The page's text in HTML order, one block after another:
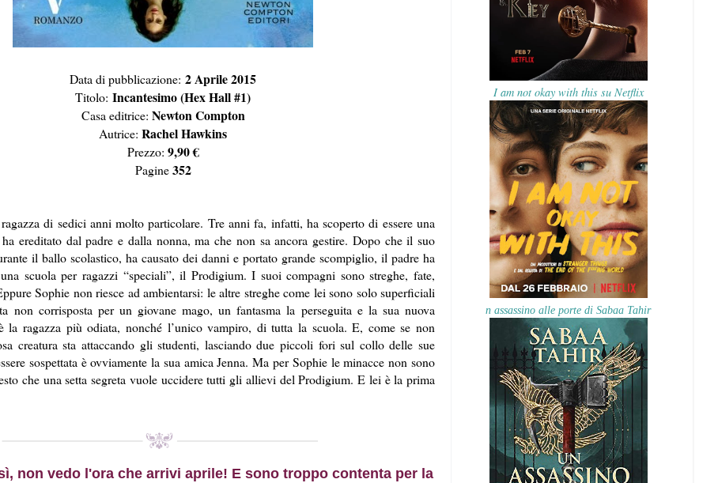
Data di pubblicazione: 2 Aprile 2015
Titolo: Incantesimo (Hex Hall #1)
Casa editrice: Newton Compton
Autrice: Rachel Hawkins
Prezzo: 9,90 €
Pagine352
di sedici anni molto particolare. Tre anni fa, infatti, ha scoperto di essere una
ereditato dal padre e dalla nonna, ma che non sa ancora gestire. Dopo che il suo
il ballo scolastico, ha causato dei danni e portato grande scompiglio, il padre ha
scuola per ragazzi “speciali”, il Prodigium. I suoi compagni sono streghe, fate,
Sophie non riesce ad ambientarsi: le altre streghe come lei sono solo superficiali
non corrisposta per un giovane mago, un fantasma la perseguita e la sua nuova
la ragazza più odiata, nonché l’unico vampiro, di tutta la scuola. E, come se non
creatura sta attaccando gli studenti, lasciando due piccoli fori sul collo delle sue
sospettata è ovviamente la sua amica Jenna. Ma per Sophie le minacce non sono
che una setta segreta vuole uccidere tutti gli allievi del Prodigium. E lei è la prima
non vedo l'ora che arrivi aprile! E sono troppo contenta per la
I am not okay with this su Netflix
n assassino alle porte di Sabaa Tahir